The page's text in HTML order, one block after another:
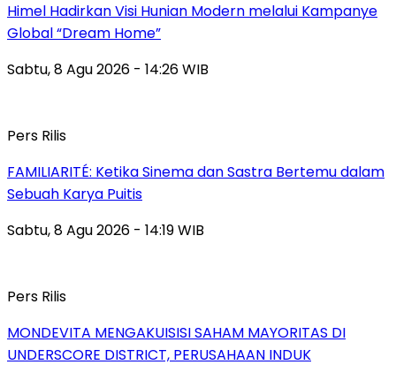
Himel Hadirkan Visi Hunian Modern melalui Kampanye
Global “Dream Home”
Sabtu, 8 Agu 2026 - 14:26 WIB
Pers Rilis
FAMILIARITÉ: Ketika Sinema dan Sastra Bertemu dalam
Sebuah Karya Puitis
Sabtu, 8 Agu 2026 - 14:19 WIB
Pers Rilis
MONDEVITA MENGAKUISISI SAHAM MAYORITAS DI
UNDERSCORE DISTRICT, PERUSAHAAN INDUK